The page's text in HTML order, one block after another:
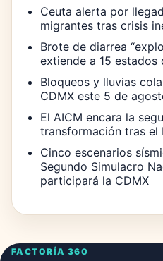
Ceuta alerta por
migrantes tras crisis
Brote de diarrea
extiende a 15 estados
Bloqueos y lluvias
CDMX este 5 de
El AICM encara la
transformación tras el
Cinco escenarios
Segundo Simulacro
participará la CDMX
FACTORÍA 360